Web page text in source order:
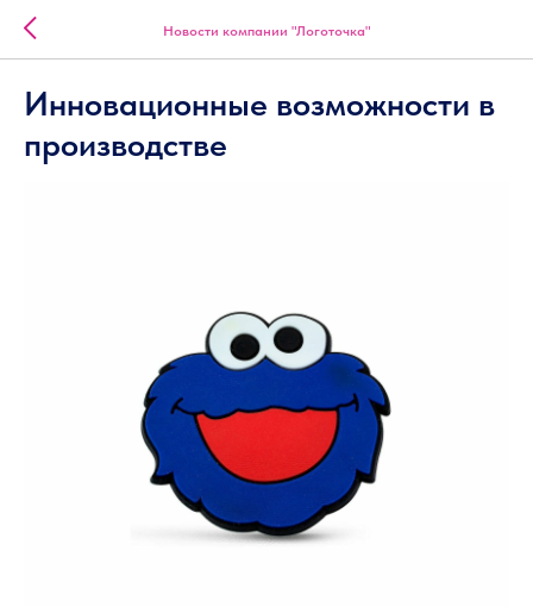
Новости компании "Логоточка"
Инновационные возможности в
производстве